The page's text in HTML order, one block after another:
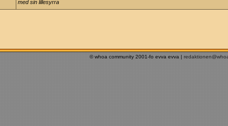
med sin lillesyrra
© whoa community 2001-fo evva evva |